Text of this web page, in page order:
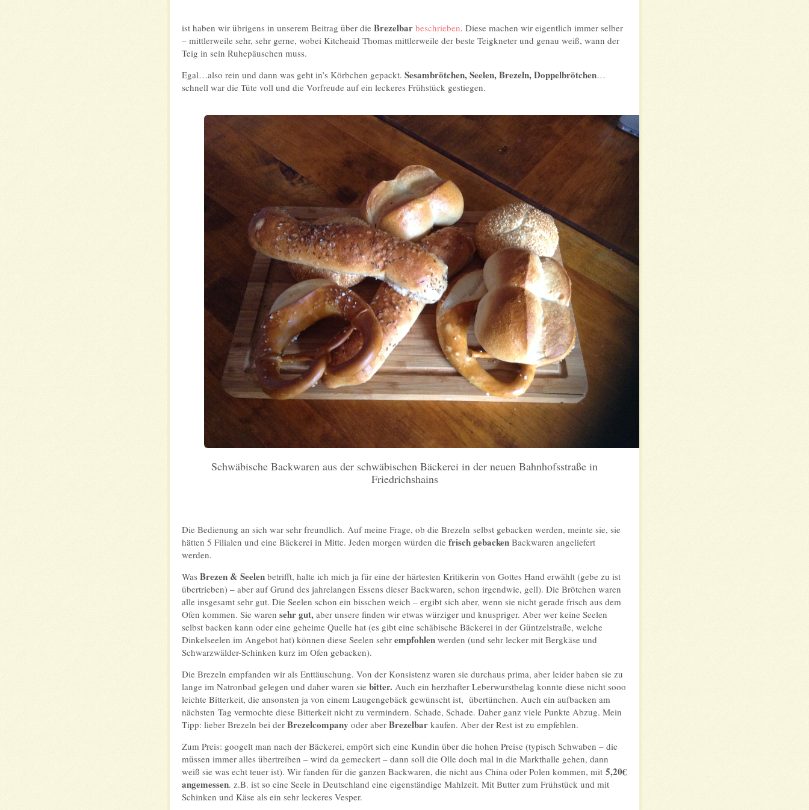
ist haben wir übrigens in unserem Beitrag über die Brezelbar beschrieben. Diese machen wir eigentlich immer selber
– mittlerweile sehr, sehr gerne, wobei Kitcheaid Thomas mittlerweile der beste Teigkneter und genau weiß, wann der
Teig in sein Ruhepäuschen muss.
Egal…also rein und dann was geht in’s Körbchen gepackt. Sesambrötchen, Seelen, Brezeln, Doppelbrötchen…
schnell war die Tüte voll und die Vorfreude auf ein leckeres Frühstück gestiegen.
Schwäbische Backwaren aus der schwäbischen Bäckerei in der neuen Bahnhofsstraße in
Friedrichshains
Die Bedienung an sich war sehr freundlich. Auf meine Frage, ob die Brezeln selbst gebacken werden, meinte sie, sie
hätten 5 Filialen und eine Bäckerei in Mitte. Jeden morgen würden die frisch gebacken Backwaren angeliefert
werden.
Was Brezen & Seelen betrifft, halte ich mich ja für eine der härtesten Kritikerin von Gottes Hand erwählt (gebe zu ist
übertrieben) – aber auf Grund des jahrelangen Essens dieser Backwaren, schon irgendwie, gell). Die Brötchen waren
alle insgesamt sehr gut. Die Seelen schon ein bisschen weich – ergibt sich aber, wenn sie nicht gerade frisch aus dem
Ofen kommen. Sie waren sehr gut, aber unsere finden wir etwas würziger und knuspriger. Aber wer keine Seelen
selbst backen kann oder eine geheime Quelle hat (es gibt eine schäbische Bäckerei in der Güntzelstraße, welche
Dinkelseelen im Angebot hat) können diese Seelen sehr empfohlen werden (und sehr lecker mit Bergkäse und
Schwarzwälder-Schinken kurz im Ofen gebacken).
Die Brezeln empfanden wir als Enttäuschung. Von der Konsistenz waren sie durchaus prima, aber leider haben sie zu
lange im Natronbad gelegen und daher waren sie bitter. Auch ein herzhafter Leberwurstbelag konnte diese nicht sooo
leichte Bitterkeit, die ansonsten ja von einem Laugengebäck gewünscht ist, übertünchen. Auch ein aufbacken am
nächsten Tag vermochte diese Bitterkeit nicht zu vermindern. Schade, Schade. Daher ganz viele Punkte Abzug. Mein
Tipp: lieber Brezeln bei der Brezelcompany oder aber Brezelbar kaufen. Aber der Rest ist zu empfehlen.
Zum Preis: googelt man nach der Bäckerei, empört sich eine Kundin über die hohen Preise (typisch Schwaben – die
müssen immer alles übertreiben – wird da gemeckert – dann soll die Olle doch mal in die Markthalle gehen, dann
weiß sie was echt teuer ist). Wir fanden für die ganzen Backwaren, die nicht aus China oder Polen kommen, mit 5,20€
angemessen. z.B. ist so eine Seele in Deutschland eine eigenständige Mahlzeit. Mit Butter zum Frühstück und mit
Schinken und Käse als ein sehr leckeres Vesper.